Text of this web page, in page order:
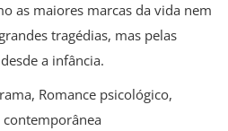
as maiores marcas da vida nem
tragédias, mas pelas
a infância.
Romance psicológico,